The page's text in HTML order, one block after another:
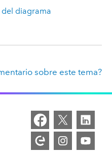
diagrama
sobre este tema?